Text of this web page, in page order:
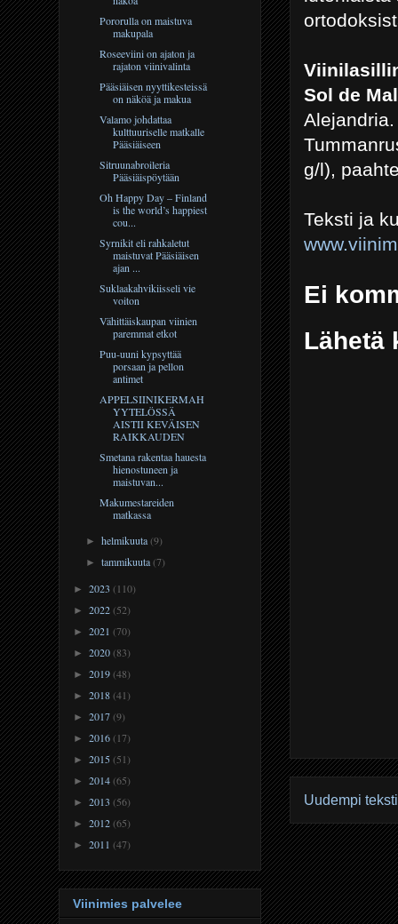
Sol de
g/l),
Teksti ja
Ei
Lähetä
Uudempi teksti
Pororulla on maistuva
makupala
Roseeviini on ajaton ja
rajaton viinivalinta
Pääsiäisen nyyttikesteissä
on näköä ja makua
Valamo johdattaa
kulttuuriselle matkalle
Pääsiäiseen
Sitruunabroileria
Pääsiäispöytään
Oh Happy Day – Finland
is the world’s happiest
cou...
Syrnikit eli rahkaletut
maistuvat Pääsiäisen
ajan ...
Suklaakahvikiisseli vie
voiton
Vähittäiskaupan viinien
paremmat etkot
Puu-uuni kypsyttää
porsaan ja pellon
antimet
APPELSIINIKERMAH
YYTELÖSSÄ
AISTII KEVÄISEN
RAIKKAUDEN
Smetana rakentaa hauesta
hienostuneen ja
maistuvan...
Makumestareiden
matkassa
►helmikuuta(9)
►tammikuuta(7)
► 2023 (110)
► 2022(52)
► 2021 (70)
► 2020(83)
► 2019(48)
► 2018(41)
► 2017(9)
► 2016(17)
► 2015(51)
► 2014(65)
► 2013 (56)
► 2012(65)
► 2011 (47)
Viinimies palvelee